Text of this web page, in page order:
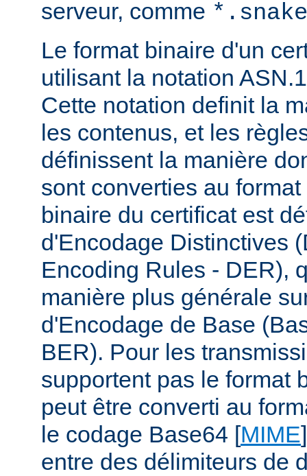
serveur, comme
Le format binaire d'un
utilisant la notation
Cette notation definit la
les contenus, et les
définissent la manière
sont converties au
binaire du certificat est
d'Encodage Distinctives
Encoding Rules - DER),
manière plus générale
d'Encodage de Base
BER). Pour les
supportent pas le format
peut être converti au
le codage Base64 [MIME
entre des délimiteurs de